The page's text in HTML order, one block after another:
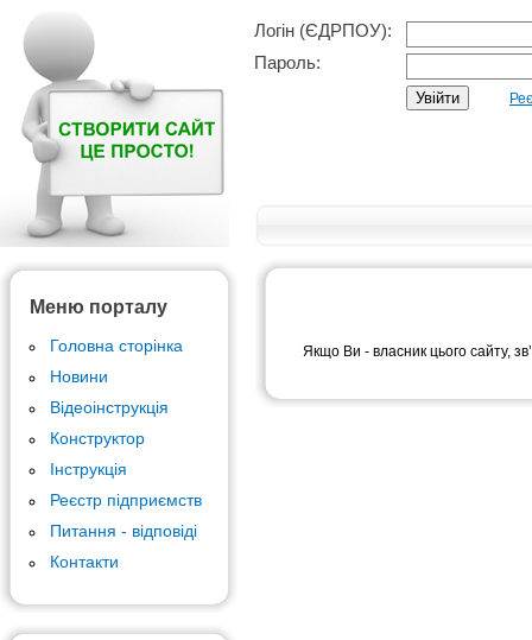
Логін (ЄДРПОУ):
Пароль:
Меню порталу
Головна сторінка
Новини
Відеоінструкція
Конструктор
Інструкція
Реєстр підприємств
Питання - відповіді
Контакти
Якщо Ви - власник цього сайту,